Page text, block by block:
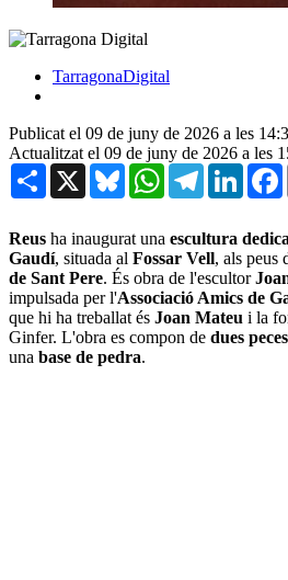
TarragonaDigital
Publicat el 09 de juny de 2026 a les
Actualitzat el 09 de juny de 2026 a les
Share X BlueskyWhatsAppTelegram
Reus ha inaugurat una escultura
Gaudí, situada al Fossar Vell, als peus
de Sant Pere. És obra de l'escultor
impulsada per l'Associació Amics de
que hi ha treballat és Joan Mateu i la
Ginfer. L'obra es compon de dues peces
una base de pedra.